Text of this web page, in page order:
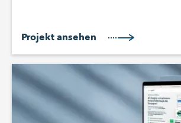
Projekt ansehen